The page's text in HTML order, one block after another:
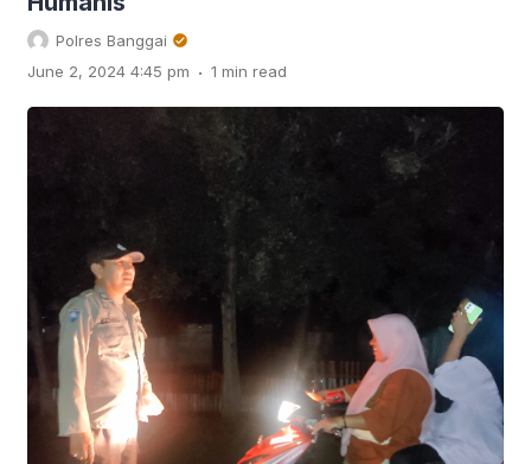
Polres Banggai
June 2, 2024 4:45 pm . 1 min read